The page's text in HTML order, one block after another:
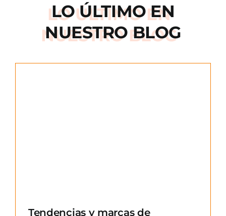
LO ÚLTIMO EN
NUESTRO BLOG
Tendencias y marcas de